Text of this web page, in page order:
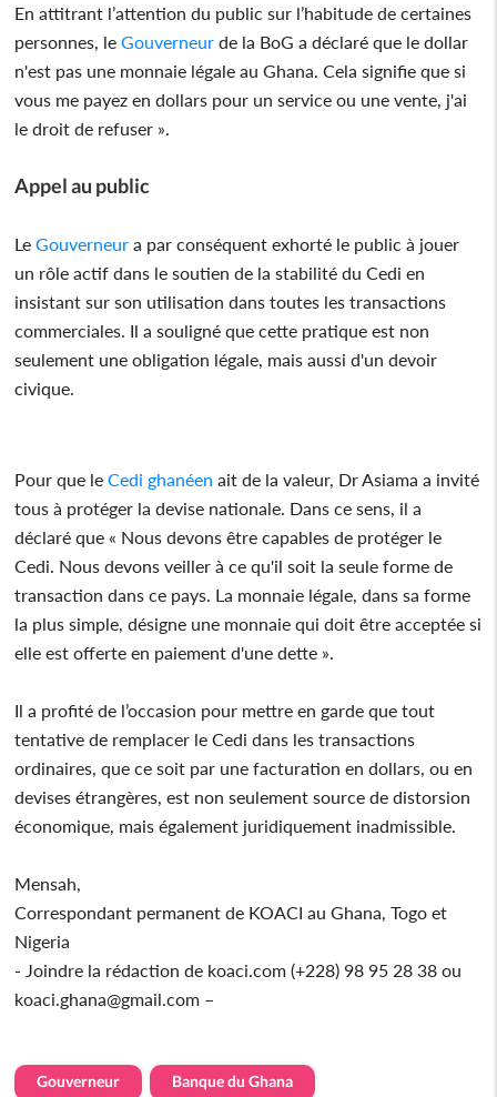
En attitrant l’attention du public sur l’habitude de certaines
personnes, leGouverneur de la BoG a déclaré que le dollar
n'est pas une monnaie légale au Ghana. Cela signifie que si
vous me payez en dollars pour un service ou une vente, j'ai
le droit de refuser ».
Appel au public
LeGouverneur a par conséquent exhorté le public à jouer
un rôle actif dans le soutien de la stabilité du Cedi en
insistant sur son utilisation dans toutes les transactions
commerciales. Il a souligné que cette pratique est non
seulement une obligation légale, mais aussi d'un devoir
civique.
Pour que le Cedi ghanéen ait de la valeur, Dr Asiama a invité
tous à protéger la devise nationale. Dans ce sens, il a
déclaré que « Nous devons être capables de protéger le
Cedi. Nous devons veiller à ce qu'il soit la seule forme de
transaction dans ce pays. La monnaie légale, dans sa forme
la plus simple, désigne une monnaie qui doit être acceptée si
elle est offerte en paiement d'une dette ».
Il a profité de l’occasion pour mettre en garde que tout
tentative de remplacer le Cedi dans les transactions
ordinaires, que ce soit par une facturation en dollars, ou en
devises étrangères, est non seulement source de distorsion
économique, mais également juridiquement inadmissible.
Mensah,
Correspondant permanent de KOACI au Ghana, Togo et
Nigeria
- Joindre la rédaction de koaci.com (+228) 98 95 28 38 ou
koaci.ghana@gmail.com –
Gouverneur Banque du Ghana